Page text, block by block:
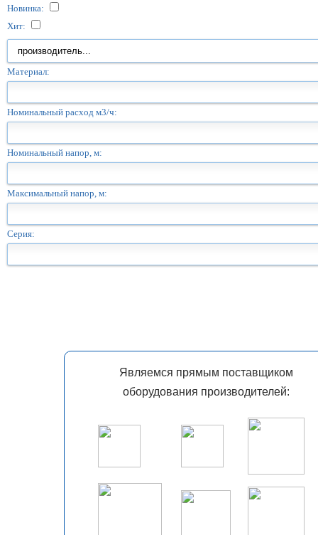
Новинка:
Хит:
Материал:
Номинальный расход м3/ч:
Номинальный напор, м:
Максимальный напор, м:
Серия:
Являемся прямым поставщиком
оборудования производителей: